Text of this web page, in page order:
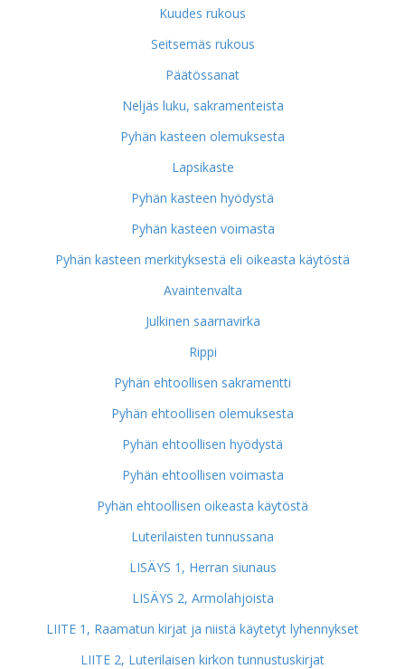
Kuudes rukous
Seitsemäs rukous
Päätössanat
Neljäs luku, sakramenteista
Pyhän kasteen olemuksesta
Lapsikaste
Pyhän kasteen hyödystä
Pyhän kasteen voimasta
Pyhän kasteen merkityksestä eli oikeasta käytöstä
Avaintenvalta
Julkinen saarnavirka
Rippi
Pyhän ehtoollisen sakramentti
Pyhän ehtoollisen olemuksesta
Pyhän ehtoollisen hyödystä
Pyhän ehtoollisen voimasta
Pyhän ehtoollisen oikeasta käytöstä
Luterilaisten tunnussana
LISÄYS 1, Herran siunaus
LISÄYS 2, Armolahjoista
LIITE 1, Raamatun kirjat ja niistä käytetyt lyhennykset
LIITE 2, Luterilaisen kirkon tunnustuskirjat